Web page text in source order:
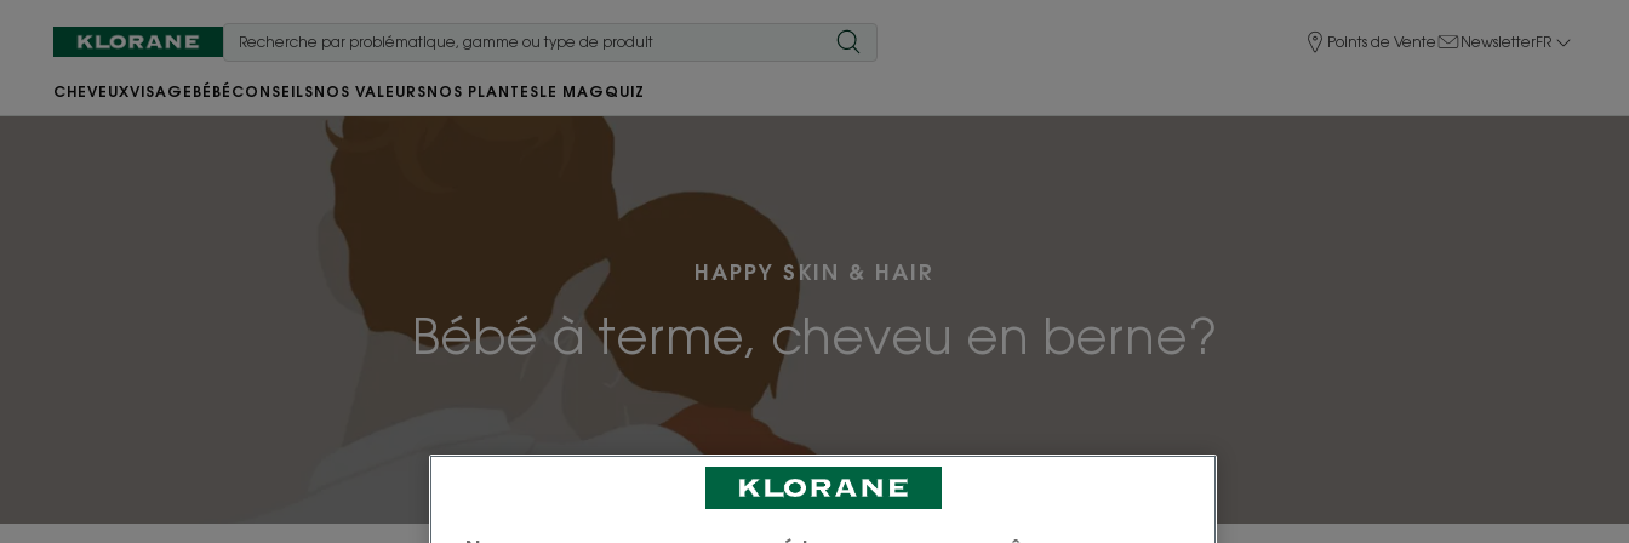
Points de Vente NewsletterFR
CHEVEUXVISAGE BÉBÉ CONSEILSNOS VALEURSNOS PLANTESLE MAG QUIZ
HAPPY SKIN & HAIR
Bébé à terme, cheveu en berne?